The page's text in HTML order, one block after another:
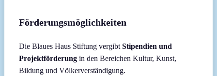
Förderungsmöglichkeiten
Die Blaues Haus Stiftung vergibt Stipendien und
Projektförderungin den Bereichen Kultur, Kunst,
Bildung und Völkerverständigung.